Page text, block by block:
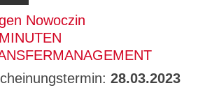
Nowoczin
28.03.2023